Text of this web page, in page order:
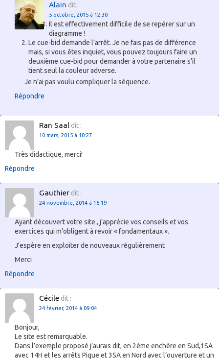
Alain dit :
5 octobre, 2015 à 12:30
Il est effectivement difficile de se repérer sur un
diagramme !
Le cue-bid demande l’arrêt. Je ne fais pas de différence
mais, si vous êtes inquiet, vous pouvez toujours faire un
deuxième cue-bid pour demander à votre partenaire s’il
tient seul la couleur adverse.
Je n’ai pas voulu compliquer la séquence.
Répondre
Ran Saal dit :
10 mars, 2015 à 10:27
Très didactique, merci!
Répondre
Gauthier dit :
24 novembre, 2014 à 16:19
Ayant découvert votre site , j’apprécie vos conseils et vos
exercices qui m’obligent à revoir « fondamentaux ».
J’espère en exploiter de nouveaux régulièrement
Merci
Répondre
Cécile dit :
24 février, 2014 à 09:04
Bonjour,
Le site est remarquable.
Dans l’exemple proposé j’aurais dit, en 2ème enchère en Sud,1SA
avec 14H et les arrêts Pique et 3SA en Nord avec l’ouverture et un